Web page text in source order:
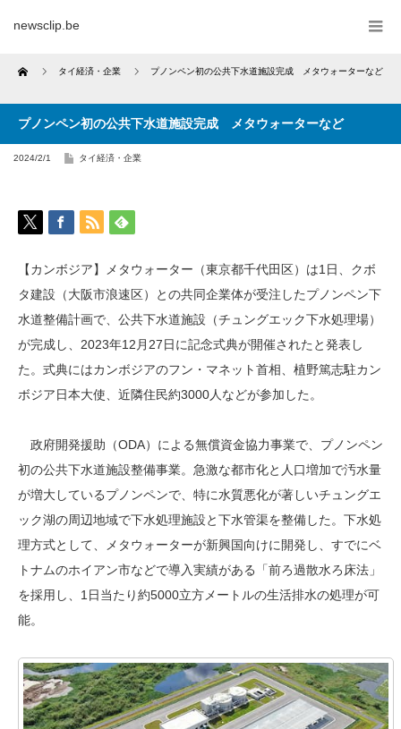
newsclip.be
Home タイ経済・企業 プノンペン初の公共下水道施設完成 メタウォーターなど
プノンペン初の公共下水道施設完成 メタウォーターなど
2024/2/1 タイ経済・企業
【カンボジア】メタウォーター（東京都千代田区）は1日、クボ
タ建設（大阪市浪速区）との共同企業体が受注したプノンペン下
水道整備計画で、公共下水道施設（チュングエック下水処理場）
が完成し、2023年12月27日に記念式典が開催されたと発表し
た。式典にはカンボジアのフン・マネット首相、植野篤志駐カン
ボジア日本大使、近隣住民約3000人などが参加した。
政府開発援助（ODA）による無償資金協力事業で、プノンペン
初の公共下水道施設整備事業。急激な都市化と人口増加で汚水量
が増大しているプノンペンで、特に水質悪化が著しいチュングエ
ック湖の周辺地域で下水処理施設と下水管渠を整備した。下水処
理方式として、メタウォーターが新興国向けに開発し、すでにベ
トナムのホイアン市などで導入実績がある「前ろ過散水ろ床法」
を採用し、1日当たり約5000立方メートルの生活排水の処理が可
能。